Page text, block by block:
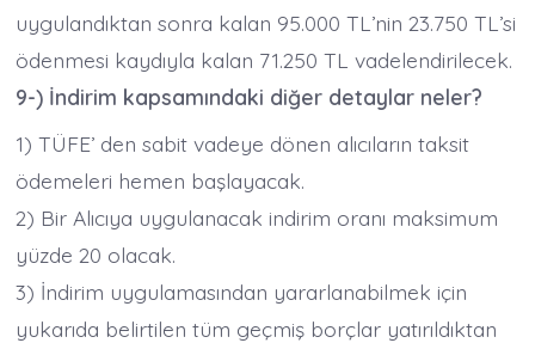
uygulandıktan sonra kalan 95.000 TL’nin 23.750 TL’si
ödenmesi kaydıyla kalan 71.250 TL vadelendirilecek.
9-) İndirim kapsamındaki diğer detaylar neler?
1) TÜFE’ den sabit vadeye dönen alıcıların taksit
ödemeleri hemen başlayacak.
2) Bir Alıcıya uygulanacak indirim oranı maksimum
yüzde 20 olacak.
3) İndirim uygulamasından yararlanabilmek için
yukarıda belirtilen tüm geçmiş borçlar yatırıldıktan